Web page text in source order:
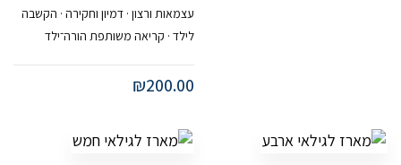
עצמאות ורצון · דמיון וחקירה · הקשבה
לילד · קריאה משותפת הורה־ילד
₪200.00